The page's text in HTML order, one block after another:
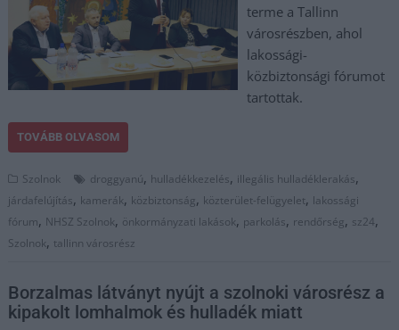
terme a Tallinn
városrészben, ahol
lakossági-
közbiztonsági fórumot
tartottak.
TOVÁBB OLVASOM
Szolnok droggyanú, hulladékkezelés, illegális hulladéklerakás,
járdafelújítás, kamerák, közbiztonság, közterület-felügyelet, lakossági
fórum, NHSZ Szolnok, önkormányzati lakások, parkolás, rendőrség, sz24,
Szolnok, tallinn városrész
Borzalmas látványt nyújt a szolnoki városrész a
kipakolt lomhalmok és hulladék miatt